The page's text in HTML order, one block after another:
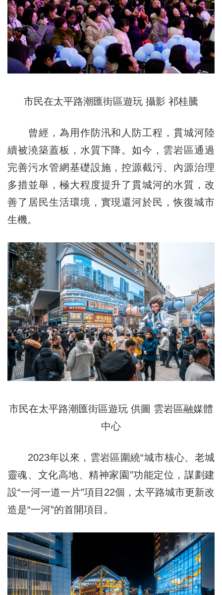
市民在太平路潮匯街區遊玩 攝影 祁桂騰
曾經，為用作防汛和人防工程，貫城河陸
續被澆築蓋板，水質下降。如今，雲岩區通過
完善污水管網基礎設施，控源截污、內源治理
多措並舉，極大程度提升了貫城河的水質，改
善了居民生活環境，實現還河於民，恢復城市
生機。
市民在太平路潮匯街區遊玩 供圖 雲岩區融媒體
中心
2023年以來，雲岩區圍繞“城市核心、老城
靈魂、文化高地、精神家園”功能定位，謀劃建
設“一河一道一片”項目22個，太平路城市更新改
造是“一河”的首開項目。